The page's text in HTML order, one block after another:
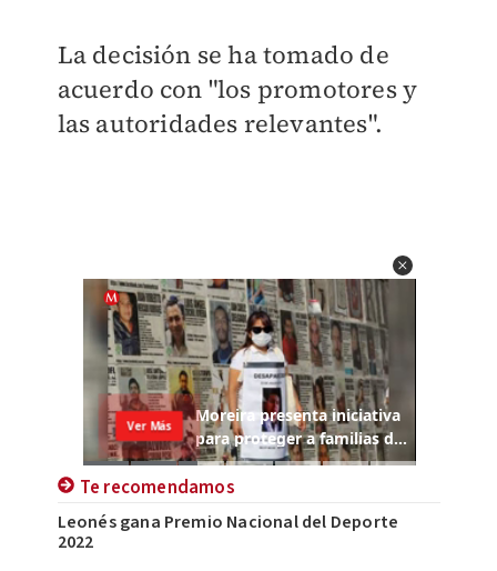
La decisión se ha tomado de
acuerdo con "los promotores y
las autoridades relevantes".
Te recomendamos
Leonés gana Premio Nacional del Deporte
2022